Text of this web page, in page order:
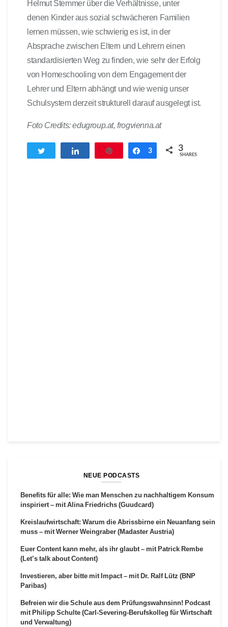
Helmut Stemmer über die Verhältnisse, unter
denen Kinder aus sozial schwächeren Familien
lernen müssen, wie schwierig es ist, in der
Absprache zwischen Eltern und Lehrern einen
standardisierten Weg zu finden, wie sehr der Erfolg
von Homeschooling von dem Engagement der
Lehrer und Eltern abhängt und wie wenig unser
Schulsystem derzeit strukturell darauf ausgelegt ist.
Foto Credits: edugroup.at, frogvienna.at
Twittern Teilen
3 3
SHARES
NEUE PODCASTS
Benefits für alle: Wie man Menschen zu nachhaltigem Konsum
inspiriert – mit Alina Friedrichs (Guudcard)
Kreislaufwirtschaft: Warum die Abrissbirne ein Neuanfang sein
muss – mit Werner Weingraber (Madaster Austria)
Euer Content kann mehr, als ihr glaubt – mit Patrick Rembe
(Let’s talk about Content)
Investieren, aber bitte mit Impact – mit Dr. Ralf Lütz (BNP
Paribas)
Befreien wir die Schule aus dem Prüfungswahnsinn! Podcast
mit Philipp Schulte (Carl-Severing-Berufskolleg für Wirtschaft
und Verwaltung)